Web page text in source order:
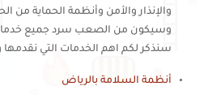
والإنذار والأمن وأنظمة الحماية من
وسيكون من الصعب سرد جميع
سنذكر لكم اهم الخدمات التي
أنظمة السلامة بالرياض